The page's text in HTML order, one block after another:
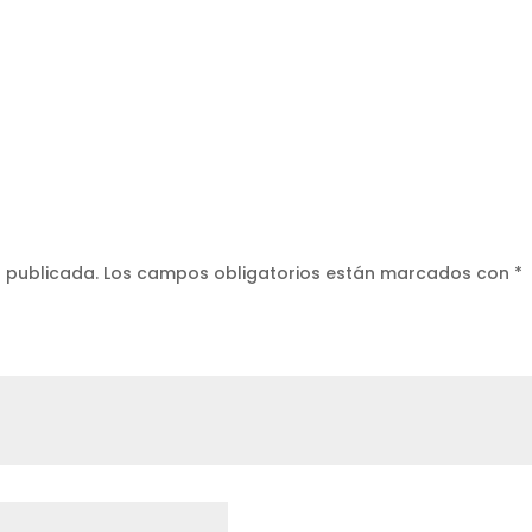
publicada. Los campos obligatorios están marcados con *